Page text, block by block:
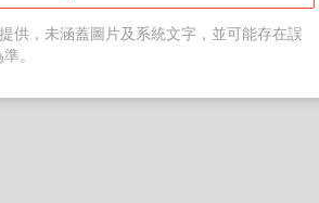
供，未涵蓋圖片及系統文字，並可能存在誤
。